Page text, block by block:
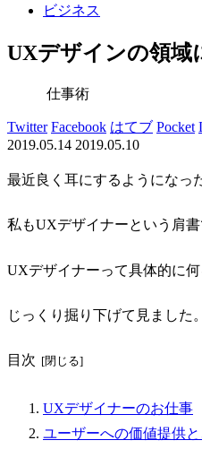
ビジネス
UXデザインの領域
仕事術
Twitter Facebook はてブ Pocket
2019.05.14 2019.05.10
最近良く耳にするようになっ
私もUXデザイナーという肩書
UXデザイナーって具体的に
じっくり掘り下げて見ました。
目次
UXデザイナーのお仕事
ユーザーへの価値提供